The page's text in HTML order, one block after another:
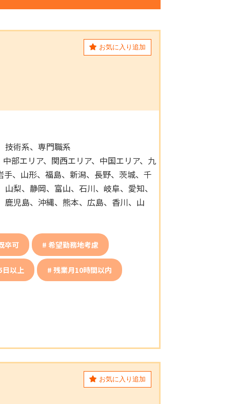
お気に入り追加
技術系、専門職系
部エリア、関西エリア、中国エリア、九
手、山形、福島、新潟、長野、茨城、千
梨、静岡、富山、石川、岐阜、愛知、
鹿児島、沖縄、熊本、広島、香川、山
卒可 希望勤務地考慮
日以上 残業月10時間以内
お気に入り追加